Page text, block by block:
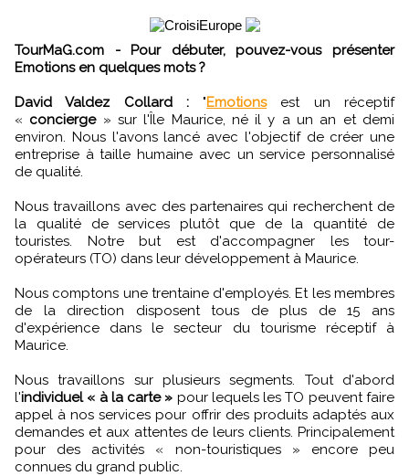
TourMaG.com - Pour débuter, pouvez-vous présenter
Emotions en quelques mots ?
David Valdez Collard :"Emotionsest un réceptif
« concierge» sur l'Île Maurice, né il y a un an et demi
environ. Nous l'avons lancé avec l'objectif de créer une
entreprise à taille humaine avec un service personnalisé
de qualité.
Nous travaillons avec des partenaires qui recherchent de
la qualité de services plutôt que de la quantité de
touristes. Notre but est d'accompagner les tour-
opérateurs (TO) dans leur développement à Maurice.
Nous comptons une trentaine d'employés. Et les membres
de la direction disposent tous de plus de 15 ans
d'expérience dans le secteur du tourisme réceptif à
Maurice.
Nous travaillons sur plusieurs segments. Tout d'abord
l'individuel « à la carte » pour lequels les TO peuvent faire
appel à nos services pour offrir des produits adaptés aux
demandes et aux attentes de leurs clients. Principalement
pour des activités « non-touristiques » encore peu
connues du grand public.